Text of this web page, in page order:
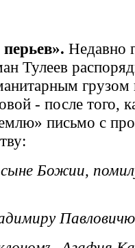
Недавно
Тулеев
грузом
- после того,
письмо с
Божии,